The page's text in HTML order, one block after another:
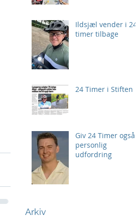
Ildsjæl vender i 24
timer tilbage
24 Timer i Stiften
Giv 24 Timer også
personlig
udfordring
Arkiv